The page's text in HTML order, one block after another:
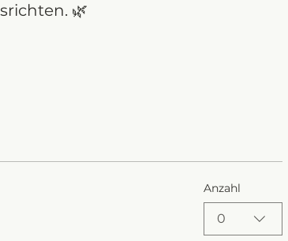
🌿
Anzahl
0